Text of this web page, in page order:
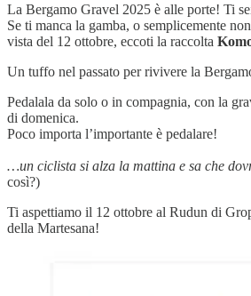
La Bergamo Gravel 2025 è alle porte! Ti
Se ti manca la gamba, o semplicemente
vista del 12 ottobre, eccoti la raccolta
Un tuffo nel passato per rivivere la
Pedalala da solo o in compagnia, con la
di domenica.
Poco importa l’importante è pedalare!
…un ciclista si alza la mattina e sa che
così?)
Ti aspettiamo il 12 ottobre al Rudun di
della Martesana!